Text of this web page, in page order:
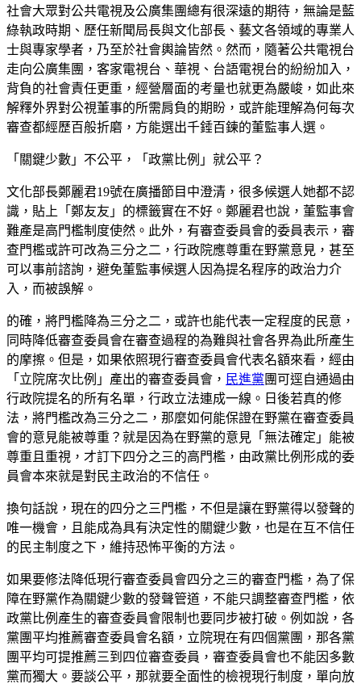
社會大眾對公共電視及公廣集團總有很深遠的期待，無論是藍
綠執政時期、歷任新聞局長與文化部長、藝文各領域的專業人
士與專家學者，乃至於社會輿論皆然。然而，隨著公共電視台
走向公廣集團，客家電視台、華視、台語電視台的紛紛加入，
背負的社會責任更重，經營層面的考量也就更為嚴峻，如此來
解釋外界對公視董事的所需肩負的期盼，或許能理解為何每次
審查都經歷百般折磨，方能選出千錘百鍊的董監事人選。
「關鍵少數」不公平，「政黨比例」就公平？
文化部長鄭麗君19號在廣播節目中澄清，很多候選人她都不認
識，貼上「鄭友友」的標籤實在不好。鄭麗君也說，董監事會
難產是高門檻制度使然。此外，有審查委員會的委員表示，審
查門檻或許可改為三分之二，行政院應尊重在野黨意見，甚至
可以事前諮詢，避免董監事候選人因為提名程序的政治力介
入，而被誤解。
的確，將門檻降為三分之二，或許也能代表一定程度的民意，
同時降低審查委員會在審查過程的為難與社會各界為此所產生
的摩擦。但是，如果依照現行審查委員會代表名額來看，經由
「立院席次比例」產出的審查委員會， 民進黨 團可逕自通過由
行政院提名的所有名單，行政立法連成一線。日後若真的修
法，將門檻改為三分之二，那麼如何能保證在野黨在審查委員
會的意見能被尊重？就是因為在野黨的意見「無法確定」能被
尊重且重視，才訂下四分之三的高門檻，由政黨比例形成的委
員會本來就是對民主政治的不信任。
換句話說，現在的四分之三門檻，不但是讓在野黨得以發聲的
唯一機會，且能成為具有決定性的關鍵少數，也是在互不信任
的民主制度之下，維持恐怖平衡的方法。
如果要修法降低現行審查委員會四分之三的審查門檻，為了保
障在野黨作為關鍵少數的發聲管道，不能只調整審查門檻，依
政黨比例產生的審查委員會限制也要同步被打破。例如說，各
黨團平均推薦審查委員會名額，立院現在有四個黨團，那各黨
團平均可提推薦三到四位審查委員，審查委員會也不能因多數
黨而獨大。要談公平，那就要全面性的檢視現行制度，單向放